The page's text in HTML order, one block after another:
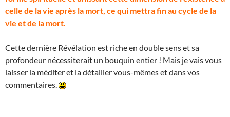
celle de la vie après la mort, ce qui mettra fin au cycle de la
vie et de la mort.
Cette dernière Révélation est riche en double sens et sa
profondeur nécessiterait un bouquin entier ! Mais je vais vous
laisser la méditer et la détailler vous-mêmes et dans vos
commentaires.